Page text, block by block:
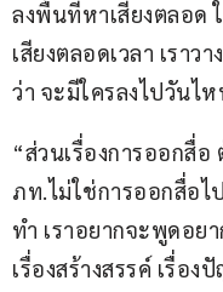
ลงพื้นที่หาเสียงตลอด
เสียงตลอดเวลา เราว
ว่า จะมีใครลงไปวันไ
“ส่วนเรื่องการออกสื่
ภท.ไม่ใช่การออกสื่อ
ทำ เราอยากจะพูดอย
เรื่องสร้างสรรค์ เรื่อ